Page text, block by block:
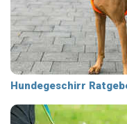
Hundegeschirr